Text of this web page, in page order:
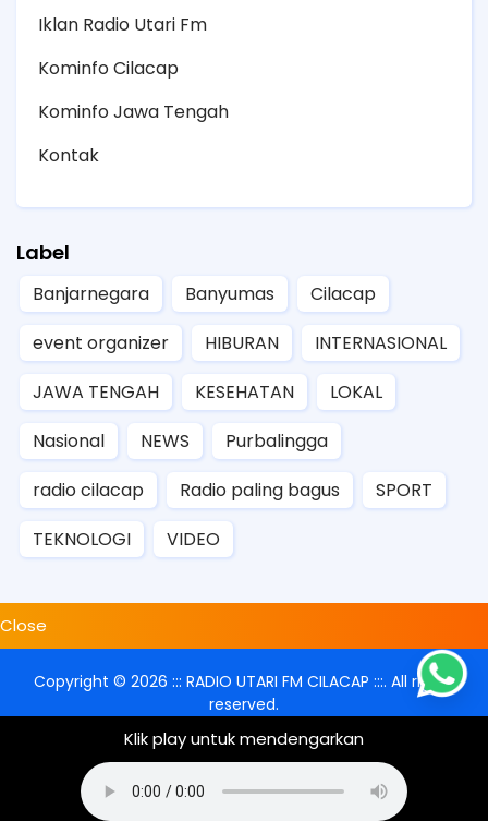
Iklan Radio Utari Fm
Kominfo Cilacap
Kominfo Jawa Tengah
Kontak
Label
Banjarnegara Banyumas
Cilacap
event organizer
HIBURAN
INTERNASIONAL
JAWA TENGAH
KESEHATAN
LOKAL
Nasional
NEWS
Purbalingga
radio cilacap
Radio paling bagus
SPORT
TEKNOLOGI
VIDEO
Klik play untuk mendengarkan
Close
Copyright © 2026 ::: RADIO UTARI FM CILACAP :::. All rights
reserved.